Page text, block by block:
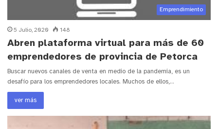
Emprendimiento
5 Julio, 2020 148
Abren plataforma virtual para más de 60
emprendedores de provincia de Petorca
Buscar nuevos canales de venta en medio de la pandemia, es un
desafío para los emprendedores locales. Muchos de ellos,…
ver más